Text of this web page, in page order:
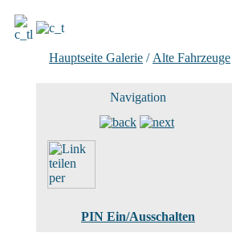
Hauptseite Galerie / Alte Fahrzeuge
Navigation
PIN Ein/Ausschalten